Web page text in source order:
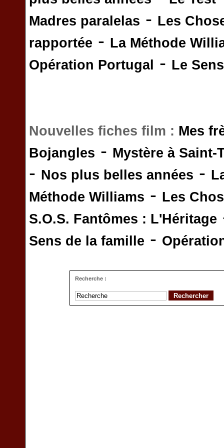
Madres paralelas - Les
rapportée - La Méthode
Opération Portugal
- Le
Nouvelles fiches film : Mes
Bojangles - Mystère à Saint-
- Nos plus belles années -
Méthode Williams - Les
S.O.S. Fantômes : L'Héritage
Sens de la famille -
Recherche :